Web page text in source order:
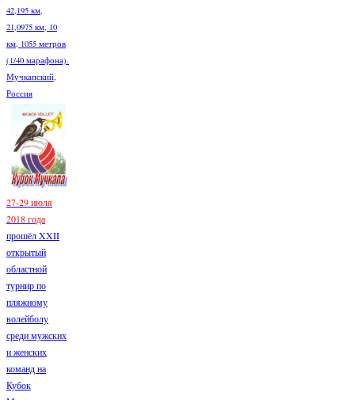
42,195 км,
21,0975 км, 10
км, 1055 метров
(1/40 марафона).
Мучкапский,
Россия
27-29 июля
2018 года
прошёл XXII
открытый
областной
турнир по
пляжному
волейболу
среди мужских
и женских
команд на
Кубок